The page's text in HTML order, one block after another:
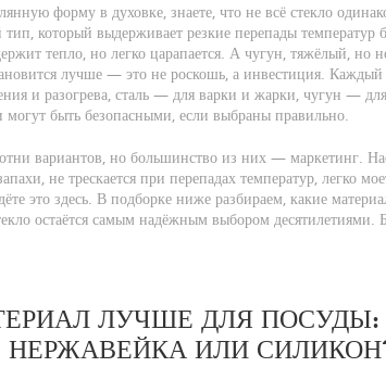
форму в духовке, знаете, что не всё стекло
который выдерживает резкие перепады температур
тепло, но легко царапается. А чугун, тяжёлый, но
лучше — это не роскошь, а инвестиция. Каждый
и разогрева, сталь — для варки и жарки, чугун —
быть безопасными, если выбраны правильно.
вариантов, но большинство из них — маркетинг.
не трескается при перепадах температур, легко
это здесь. В подборке ниже разбираем, какие
остаётся самым надёжным выбором десятилетиями.
ЛУЧШЕ ДЛЯ ПОСУДЫ:
НЕРЖАВЕЙКА ИЛИ